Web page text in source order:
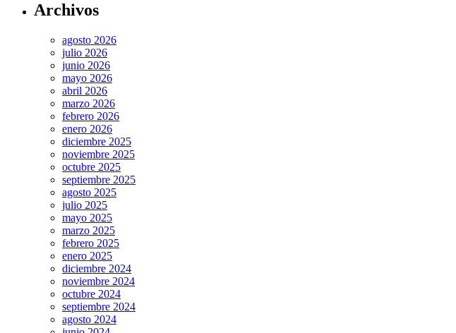
Archivos
agosto 2026
julio 2026
junio 2026
mayo 2026
abril 2026
marzo 2026
febrero 2026
enero 2026
diciembre 2025
noviembre 2025
octubre 2025
septiembre 2025
agosto 2025
julio 2025
mayo 2025
marzo 2025
febrero 2025
enero 2025
diciembre 2024
noviembre 2024
octubre 2024
septiembre 2024
agosto 2024